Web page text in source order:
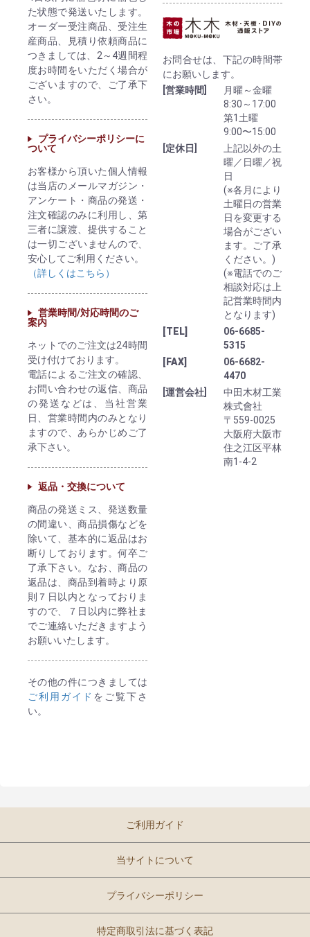
た状態で発送いたします。
オーダー受注商品、受注生
産商品、見積り依頼商品に
つきましては、2～4週間程
度お時間をいただく場合が
ございますので、ご了承下
さい。
プライバシーポリシーに
ついて
お客様から頂いた個人情報
は当店のメールマガジン・
アンケート・商品の発送・
注文確認のみに利用し、第
三者に譲渡、提供すること
は一切ございませんので、
安心してご利用ください。
（詳しくはこちら）
営業時間/対応時間のご
案内
ネットでのご注文は24時間
受け付けております。
電話によるご注文の確認、
お問い合わせの返信、商品
の発送などは、当社営業
日、営業時間内のみとなり
ますので、あらかじめご了
承下さい。
返品・交換について
商品の発送ミス、発送数量
の間違い、商品損傷などを
除いて、基本的に返品はお
断りしております。何卒ご
了承下さい。なお、商品の
返品は、商品到着時より原
則７日以内となっておりま
すので、７日以内に弊社ま
でご連絡いただきますよう
お願いいたします。
その他の件につきましては
ご利用ガイド をご覧下さ
い。
お問合せは、下記の時間帯
にお願いします。
[営業時間]
月曜～金曜
8:30～17:00
第1土曜
9:00〜15:00
[定休日]
上記以外の土
曜／日曜／祝
日
(※各月により
土曜日の営業
日を変更する
場合がござい
ます。ご了承
ください。)
(※電話でのご
相談対応は上
記営業時間内
となります)
[TEL]
06-6685-
5315
[FAX]
06-6682-
4470
[運営会社]
中田木材工業
株式會社
〒559-0025
大阪府大阪市
住之江区平林
南1-4-2
ご利用ガイド
当サイトについて
プライバシーポリシー
特定商取引法に基づく表記